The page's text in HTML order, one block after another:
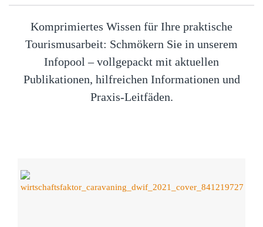
Komprimiertes Wissen für Ihre praktische
Tourismusarbeit: Schmökern Sie in unserem
Infopool – vollgepackt mit aktuellen
Publikationen, hilfreichen Informationen und
Praxis-Leitfäden.